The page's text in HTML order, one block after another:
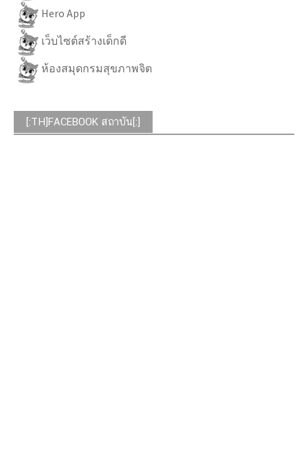
Hero App
เว็บไซต์สร้างเด็กดี
ห้องสมุดกรมสุขภาพจิต
[:TH]FACEBOOK สถาบัน[:]